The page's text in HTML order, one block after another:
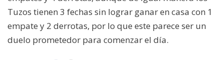
Tuzos tienen 3 fechas sin lograr ganar en casa con 1
empate y 2 derrotas, por lo que este parece ser un
duelo prometedor para comenzar el día.